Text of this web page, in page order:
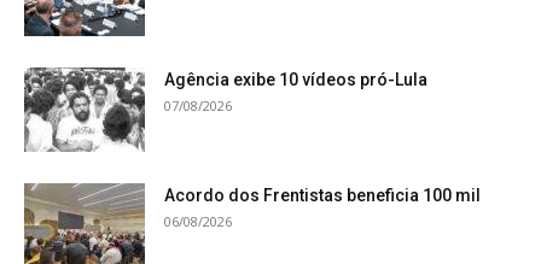
Agência exibe 10 vídeos pró-Lula
07/08/2026
Acordo dos Frentistas beneficia 100 mil
06/08/2026